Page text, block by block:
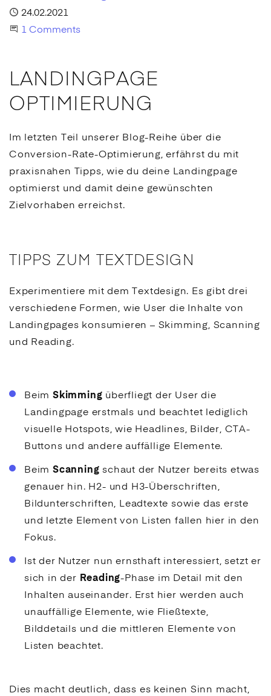
Published
24.02.2021
Join the Conversation
1 Comments
LANDINGPAGE
OPTIMIERUNG
Im letzten Teil unserer Blog-Reihe über die
Conversion-Rate-Optimierung, erfährst du mit
praxisnahen Tipps, wie du deine Landingpage
optimierst und damit deine gewünschten
Zielvorhaben erreichst.
TIPPS ZUM TEXTDESIGN
Experimentiere mit dem Textdesign. Es gibt drei
verschiedene Formen, wie User die Inhalte von
Landingpages konsumieren – Skimming, Scanning
und Reading.
Beim Skimming überfliegt der User die
Landingpage erstmals und beachtet lediglich
visuelle Hotspots, wie Headlines, Bilder, CTA-
Buttons und andere auffällige Elemente.
Beim Scanning schaut der Nutzer bereits etwas
genauer hin. H2- und H3-Überschriften,
Bildunterschriften, Leadtexte sowie das erste
und letzte Element von Listen fallen hier in den
Fokus.
Ist der Nutzer nun ernsthaft interessiert, setzt er
sich in der Reading-Phase im Detail mit den
Inhalten auseinander. Erst hier werden auch
unauffällige Elemente, wie Fließtexte,
Bilddetails und die mittleren Elemente von
Listen beachtet.
Dies macht deutlich, dass es keinen Sinn macht,